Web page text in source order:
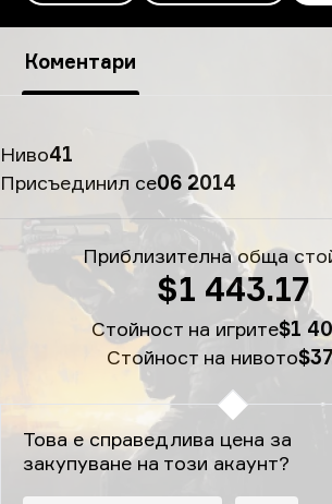
Коментари
Ниво41
Присъединил се06 2014
Приблизителна обща
$1 443.17
Стойност на игрите$1
Стойност на нивото
Това е справедлива цена за
закупуване на този акаунт?